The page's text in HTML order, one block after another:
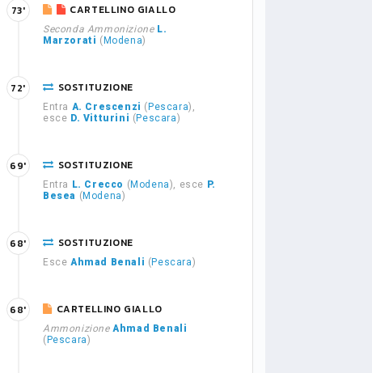
CARTELLINO GIALLO
Seconda Ammonizione L.
Marzorati ( Modena)
73'
SOSTITUZIONE
Entra A. Crescenzi ( Pescara),
esce D. Vitturini ( Pescara)
72'
SOSTITUZIONE
Entra L. Crecco ( Modena), esce P.
Besea ( Modena)
69'
SOSTITUZIONE
Esce Ahmad Benali ( Pescara)
68'
CARTELLINO GIALLO
Ammonizione Ahmad Benali
( Pescara)
68'